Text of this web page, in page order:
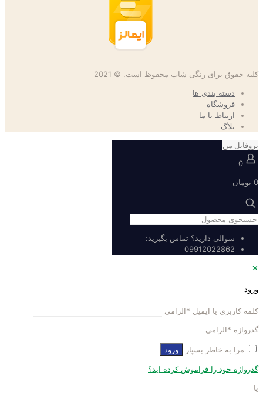
کلیه حقوق برای رنگی شاپ محفوظ است. © 2021
دسته بندی ها
فروشگاه
ارتباط با ما
بلاگ
پروفایل من
0
0 تومان
سوالی دارید؟ تماس بگیرید:
09912022862
✕
ورود
کلمه کاربری یا ایمیل *الزامی
گذرواژه *الزامی
مرا به خاطر بسپار ورود
گذرواژه خود را فراموش کرده اید؟
یا